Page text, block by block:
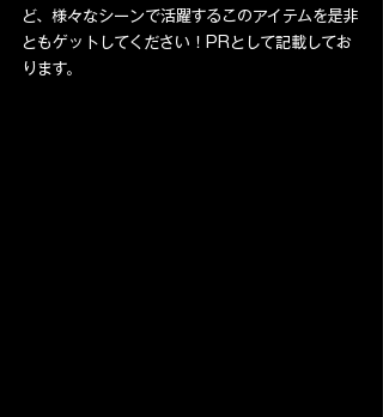
ど、様々なシーンで活躍するこのアイテムを是非
ともゲットしてください！PRとして記載してお
ります。